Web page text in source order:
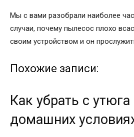
Мы с вами разобрали наиболее
случаи, почему пылесос плохо
своим устройством и он
Похожие записи:
Как убрать с утюга
домашних